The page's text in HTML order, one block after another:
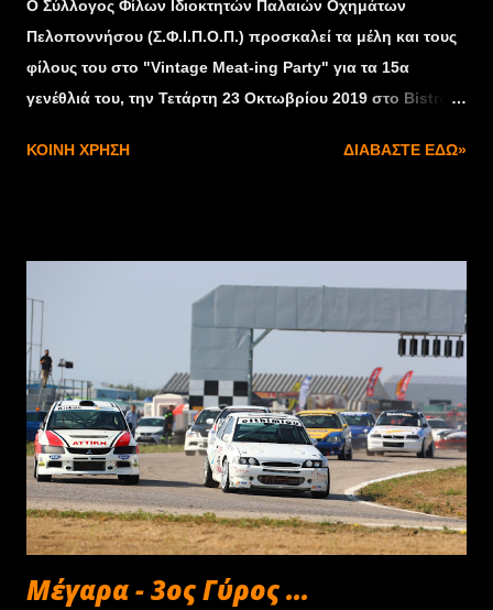
Ο Σύλλογος Φίλων Ιδιοκτητών Παλαιών Οχημάτων
Πελοποννήσου (Σ.Φ.Ι.Π.Ο.Π.) προσκαλεί τα μέλη και τους
φίλους του στο "Vintage Meat-ing Party" για τα 15α
γενέθλιά του, την Τετάρτη 23 Οκτωβρίου 2019 στο Bistro
2621022228 και 6938941884 (Γιαννακαρά Σοφία).
ΚΟΙΝΉ ΧΡΉΣΗ ΔΙΑΒΆΣΤΕ ΕΔΏ»
Μέγαρα - 3ος Γύρος ...